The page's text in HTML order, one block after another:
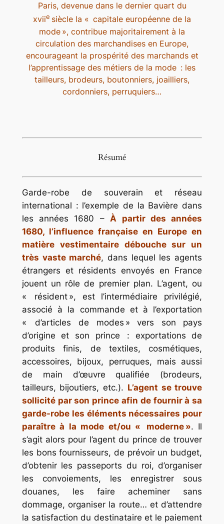
Paris, devenue dans le dernier quart du
xviie siècle la « capitale européenne de la
mode », contribue majoritairement à la
circulation des marchandises en Europe,
encourageant la prospérité des marchands et
l’apprentissage des métiers de la mode : les
tailleurs, brodeurs, boutonniers, joailliers,
cordonniers, perruquiers…
Résumé
Garde-robe de souverain et réseau
international : l’exemple de la Bavière dans
les années 1680 – À partir des années
1680, l’influence française en Europe en
matière vestimentaire débouche sur un
très vaste marché, dans lequel les agents
étrangers et résidents envoyés en France
jouent un rôle de premier plan. L’agent, ou
« résident », est l’intermédiaire privilégié,
associé à la commande et à l’exportation
« d’articles de modes » vers son pays
d’origine et son prince : exportations de
produits finis, de textiles, cosmétiques,
accessoires, bijoux, perruques, mais aussi
de main d’œuvre qualifiée (brodeurs,
tailleurs, bijoutiers, etc.). L’agent se trouve
sollicité par son prince afin de fournir à sa
garde-robe les éléments nécessaires pour
paraître à la mode et/ou « moderne ». Il
s’agit alors pour l’agent du prince de trouver
les bons fournisseurs, de prévoir un budget,
d’obtenir les passeports du roi, d’organiser
les convoiements, les enregistrer sous
douanes, les faire acheminer sans
dommage, organiser la route… et d’attendre
la satisfaction du destinataire et le paiement